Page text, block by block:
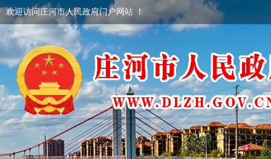
欢迎访问庄河市人民政府门户网站 ！